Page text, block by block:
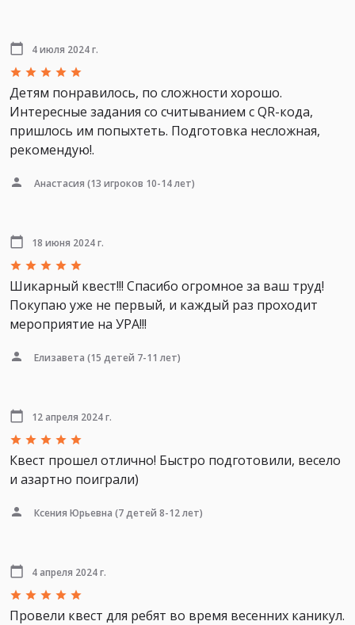
4 июля 2024 г.
Детям понравилось, по сложности хорошо.
Интересные задания со считыванием с QR-кода,
пришлось им попыхтеть. Подготовка несложная,
рекомендую!.
Анастасия (13 игроков 10-14 лет)
18 июня 2024 г.
Шикарный квест!!! Спасибо огромное за ваш труд!
Покупаю уже не первый, и каждый раз проходит
мероприятие на УРА!!!
Елизавета (15 детей 7-11 лет)
12 апреля 2024 г.
Квест прошел отлично! Быстро подготовили, весело
и азартно поиграли)
Ксения Юрьевна (7 детей 8-12 лет)
4 апреля 2024 г.
Провели квест для ребят во время весенних каникул.